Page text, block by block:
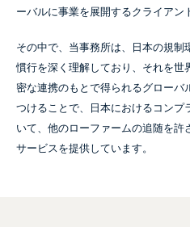
ーバルに事業を展開するクライアン
その中で、当事務所は、日本の規
慣行を深く理解しており、それを
密な連携のもとで得られるグロー
つけることで、日本におけるコン
いて、他のローファームの追随を許
サービスを提供しています。
欧州当局が摘発を続
取扱業務：独占禁止法・競争法、
18 Feb 2026
主催者：一般社団法人企業研究会
海外贈賄防止対策の